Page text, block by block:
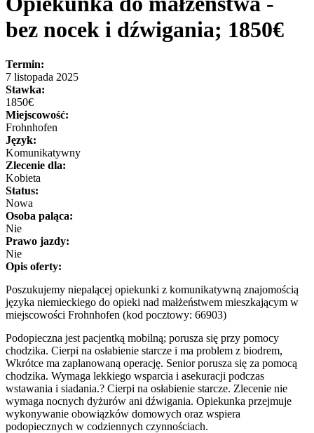
bez nocek i dźwigania; 1850€
Termin:
7 listopada 2025
Stawka:
1850€
Miejscowość:
Frohnhofen
Język:
Komunikatywny
Zlecenie dla:
Kobieta
Status:
Nowa
Osoba paląca:
Nie
Prawo jazdy:
Nie
Opis oferty:
Poszukujemy niepalącej opiekunki z komunikatywną znajomością
języka niemieckiego do opieki nad małżeństwem mieszkającym w
miejscowości Frohnhofen (kod pocztowy: 66903)
Podopieczna jest pacjentką mobilną; porusza się przy pomocy
chodzika. Cierpi na osłabienie starcze i ma problem z biodrem,
Wkrótce ma zaplanowaną operację. Senior porusza się za pomocą
chodzika. Wymaga lekkiego wsparcia i asekuracji podczas
wstawania i siadania.? Cierpi na osłabienie starcze. Zlecenie nie
wymaga nocnych dyżurów ani dźwigania. Opiekunka przejmuje
wykonywanie obowiązków domowych oraz wspiera
podopiecznych w codziennych czynnościach.